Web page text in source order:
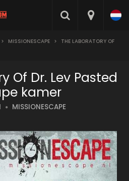
> MISSIONESCAPE >
THE LABORATORY OF
Of Dr. Lev Pasted
kamer
MISSIONESCAPE